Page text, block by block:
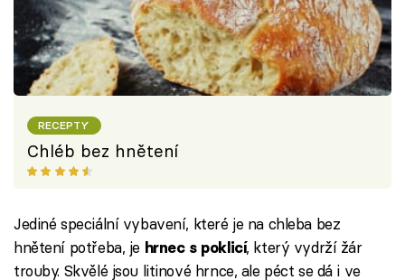
RECEPTY
Chléb bez hnětení
Jediné speciální vybavení, které je na chleba bez
hnětení potřeba, je hrnec s poklicí, který vydrží žár
trouby. Skvělé jsou litinové hrnce, ale péct se dá i ve